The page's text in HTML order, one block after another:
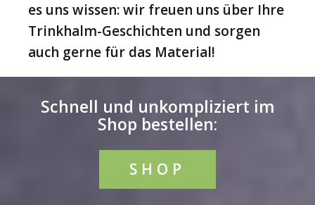
es uns wissen: wir freuen uns über Ihre
Trinkhalm-Geschichten und sorgen
auch gerne für das Material!
Schnell und unkompliziert im
Shop bestellen:
SHOP